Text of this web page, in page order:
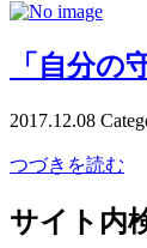
「自分の
2017.12.08
つづきを読む
サイト内